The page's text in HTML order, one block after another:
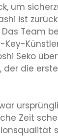
um
ist
Das Team
Seko
der die
Zeit